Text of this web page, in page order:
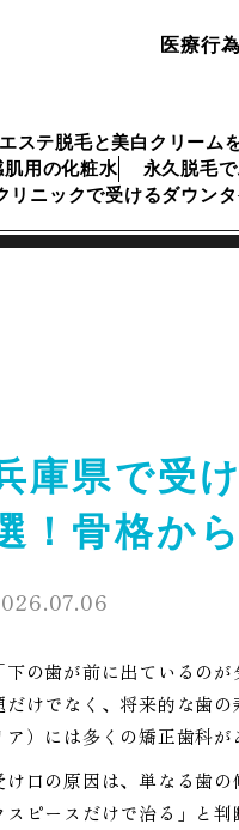
医療行
エステ脱毛と美白クリーム
用の化粧水
永久脱毛
リニックで受けるダウン
庫県で受
！骨格か
「下の歯が前に出ているの
だけでなく、将来的な歯
ア）には多くの矯正歯科
け口の原因は、単なる歯
スピースだけで治る」と